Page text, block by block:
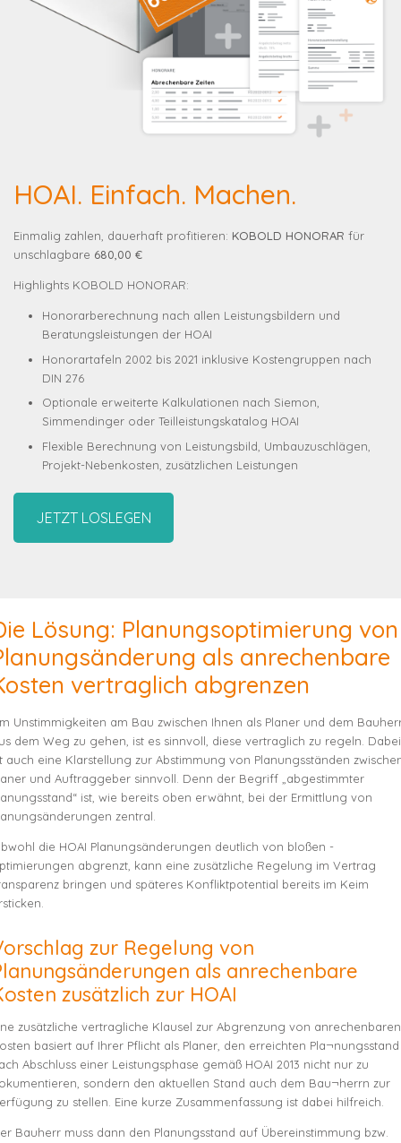
HOAI. Einfach. Machen.
Einmalig zahlen, dauerhaft profitieren: KOBOLD HONORAR für
unschlagbare 680,00 €
Highlights KOBOLD HONORAR:
Honorarberechnung nach allen Leistungsbildern und
Beratungsleistungen der HOAI
Honorartafeln 2002 bis 2021 inklusive Kostengruppen nach
DIN 276
Optionale erweiterte Kalkulationen nach Siemon,
Simmendinger oder Teilleistungskatalog HOAI
Flexible Berechnung von Leistungsbild, Umbauzuschlägen,
Projekt-Nebenkosten, zusätzlichen Leistungen
JETZT LOSLEGEN
Lösung: Planungsoptimierung von
als anrechenbare
vertraglich abgrenzen
Unstimmigkeiten am Bau zwischen Ihnen als Planer und dem
dem Weg zu gehen, ist es sinnvoll, diese vertraglich zu regeln. Dabei
auch eine Klarstellung zur Abstimmung von Planungsständen
und Auftraggeber sinnvoll. Denn der Begriff „abgestimmter
ist, wie bereits oben erwähnt, bei der Ermittlung von
zentral.
die HOAI Planungsänderungen deutlich von bloßen -
abgrenzt, kann eine zusätzliche Regelung im Vertrag
bringen und späteres Konfliktpotential bereits im Keim
zur Regelung von
als anrechenbare
zusätzlich zur HOAI
zusätzliche vertragliche Klausel zur Abgrenzung von anrechenbaren
basiert auf Ihrer Pflicht als Planer, den erreichten Pla¬nungsstand
Abschluss einer Leistungsphase gemäß HOAI 2013 nicht nur zu
sondern den aktuellen Stand auch dem Bau¬herrn zur
zu stellen. Eine kurze Zusammenfassung ist dabei hilfreich.
Bauherr muss dann den Planungsstand auf Übereinstimmung bzw.